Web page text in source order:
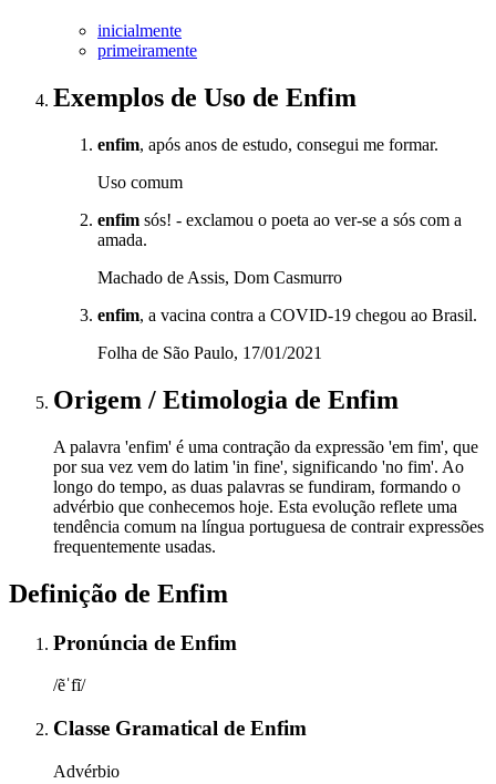
inicialmente
primeiramente
Exemplos de Uso de Enfim
enfim, após anos de estudo, consegui me formar.
Uso comum
enfim sós! - exclamou o poeta ao ver-se a sós com a
amada.
Machado de Assis, Dom Casmurro
enfim, a vacina contra a COVID-19 chegou ao Brasil.
Folha de São Paulo, 17/01/2021
Origem / Etimologia de Enfim
A palavra 'enfim' é uma contração da expressão 'em fim', que
por sua vez vem do latim 'in fine', significando 'no fim'. Ao
longo do tempo, as duas palavras se fundiram, formando o
advérbio que conhecemos hoje. Esta evolução reflete uma
tendência comum na língua portuguesa de contrair expressões
frequentemente usadas.
Definição de Enfim
Pronúncia de Enfim
/ẽˈfĩ/
Classe Gramatical de Enfim
Advérbio